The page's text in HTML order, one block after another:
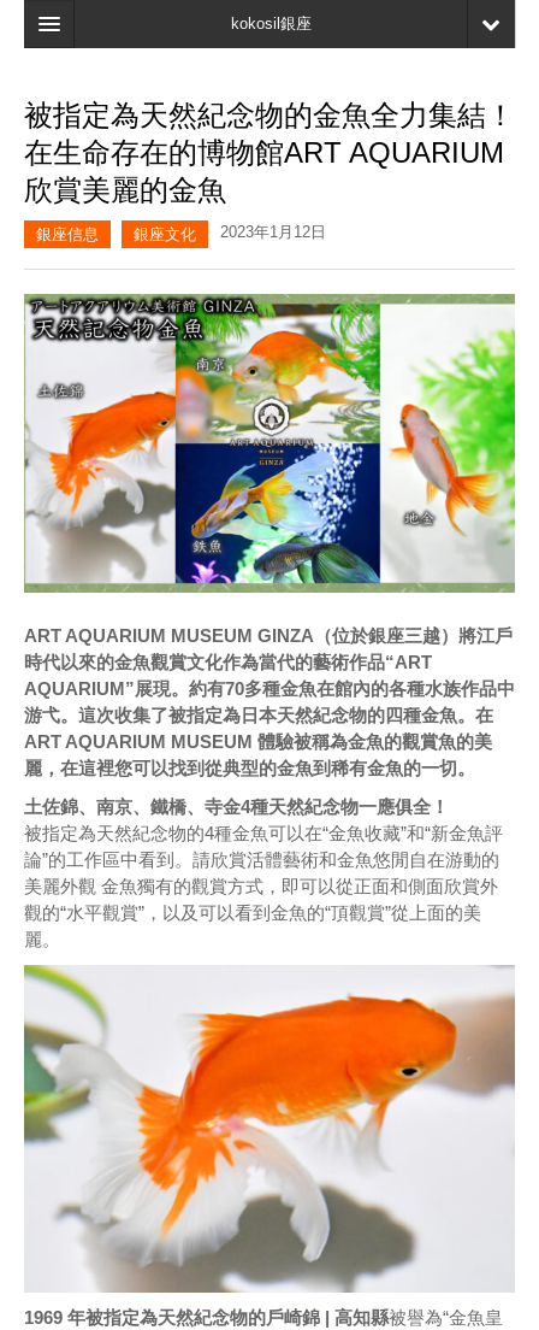
kokosil銀座
搜索
最新信息
口碑
我的頁面
書簽
被指定為天然紀念物的金魚全力集結！
在生命存在的博物館ART AQUARIUM
欣賞美麗的金魚
銀座信息 銀座文化 2023年1月12日
ART AQUARIUM MUSEUM GINZA（位於銀座三越）將江戶
時代以來的金魚觀賞文化作為當代的藝術作品“ART
AQUARIUM”展現。約有70多種金魚在館內的各種水族作品中
游弋。這次收集了被指定為日本天然紀念物的四種金魚。在
ART AQUARIUM MUSEUM 體驗被稱為金魚的觀賞魚的美
麗，在這裡您可以找到從典型的金魚到稀有金魚的一切。
土佐錦、南京、鐵橋、寺金4種天然紀念物一應俱全！
被指定為天然紀念物的4種金魚可以在“金魚收藏”和“新金魚評
論”的工作區中看到。請欣賞活體藝術和金魚悠閒自在游動的
美麗外觀 金魚獨有的觀賞方式，即可以從正面和側面欣賞外
觀的“水平觀賞”，以及可以看到金魚的“頂觀賞”從上面的美
麗。
1969 年被指定為天然紀念物的戶崎錦 | 高知縣被譽為“金魚皇